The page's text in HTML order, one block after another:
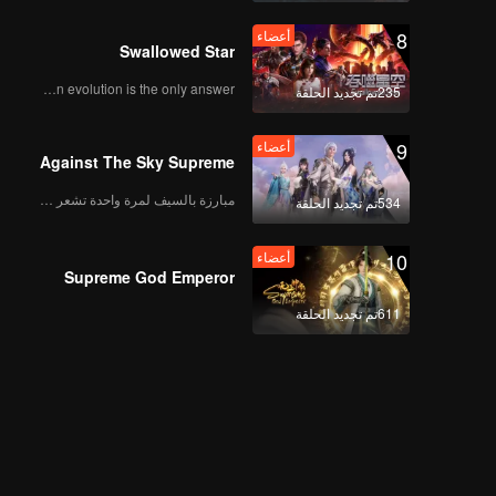
8
235تم تجديد الحلقة
أعضاء
Swallowed Star
Human evolution is the only answer.
9
534تم تجديد الحلقة
أعضاء
Against The Sky Supreme
10
611تم تجديد الحلقة
أعضاء
Supreme God Emperor